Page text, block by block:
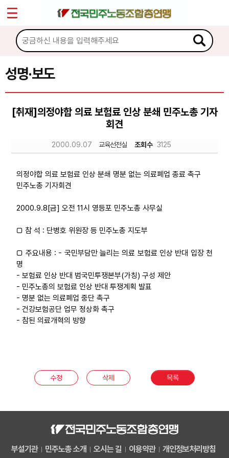
성명·보도
[취재]의정야합 의료 보험료 인상 분쇄 민주노총 기자
회견
2000.09.07 교육선전실 조회수 3125
의정야합 의료 보험료 인상 분쇄 명분 없는 의료폐업 종료 촉구
민주노총 기자회견
2000.9.8[금] 오전 11시 영등포 민주노총 사무실
□ 참 석 : 단병호 위원장 등 민주노총 지도부
□ 주요내용 : - 국민부담만 늘리는 의료 보험료 인상 반대 입장 천
명
- 보험료 인상 반대 범국민투쟁본부(가칭) 구성 제안
- 민주노총의 보험료 인상 반대 투쟁계획 발표
- 명분 없는 의료폐업 중단 촉구
- 건강보험공단 업무 정상화 촉구
- 참된 의료개혁의 방향
수정 삭제 목록
부설기관 민주노총 소개 오시는 길 이용약관 개인정보처리방침
마이페이지
소개
소식
공지사항
성명·보도
자료
업무
Sketchbook5, 스케치북5
Sketchbook5, 스케치북5